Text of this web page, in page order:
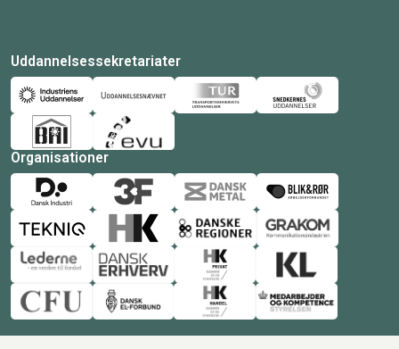
Uddannelsessekretariater
Organisationer